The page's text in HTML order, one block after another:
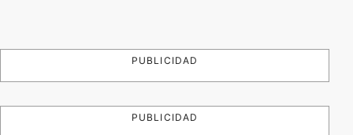
PUBLICIDAD
PUBLICIDAD